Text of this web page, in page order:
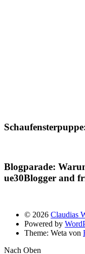
Blogparade:
ue30Blogger and
© 2026 Claudias
Powered by
Theme: Weta von
Nach Oben